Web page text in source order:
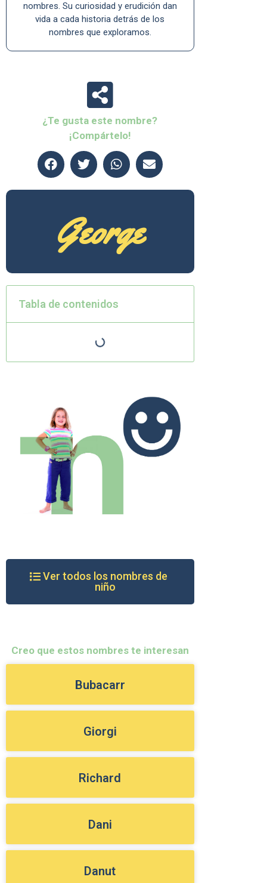
nombres. Su curiosidad y erudición dan
vida a cada historia detrás de los
nombres que exploramos.
¿Te gusta este nombre?
¡Compártelo!
George
Tabla de contenidos
Ver todos los nombres de
niño
Creo que estos nombres te interesan
Bubacarr
Giorgi
Richard
Dani
Danut